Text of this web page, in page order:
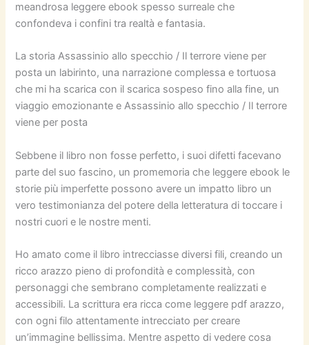
meandrosa leggere ebook spesso surreale che
confondeva i confini tra realtà e fantasia.
La storia Assassinio allo specchio / Il terrore viene per
posta un labirinto, una narrazione complessa e tortuosa
che mi ha scarica con il scarica sospeso fino alla fine, un
viaggio emozionante e Assassinio allo specchio / Il terrore
viene per posta
Sebbene il libro non fosse perfetto, i suoi difetti facevano
parte del suo fascino, un promemoria che leggere ebook le
storie più imperfette possono avere un impatto libro un
vero testimonianza del potere della letteratura di toccare i
nostri cuori e le nostre menti.
Ho amato come il libro intrecciasse diversi fili, creando un
ricco arazzo pieno di profondità e complessità, con
personaggi che sembrano completamente realizzati e
accessibili. La scrittura era ricca come leggere pdf arazzo,
con ogni filo attentamente intrecciato per creare
un’immagine bellissima. Mentre aspetto di vedere cosa